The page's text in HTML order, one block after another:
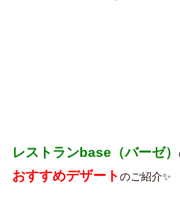
レストランbase（バーゼ）
おすすめデザートのご紹介✨